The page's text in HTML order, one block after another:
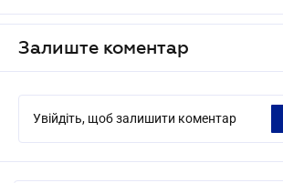
Залиште коментар
Увійдіть, щоб залишити коментар